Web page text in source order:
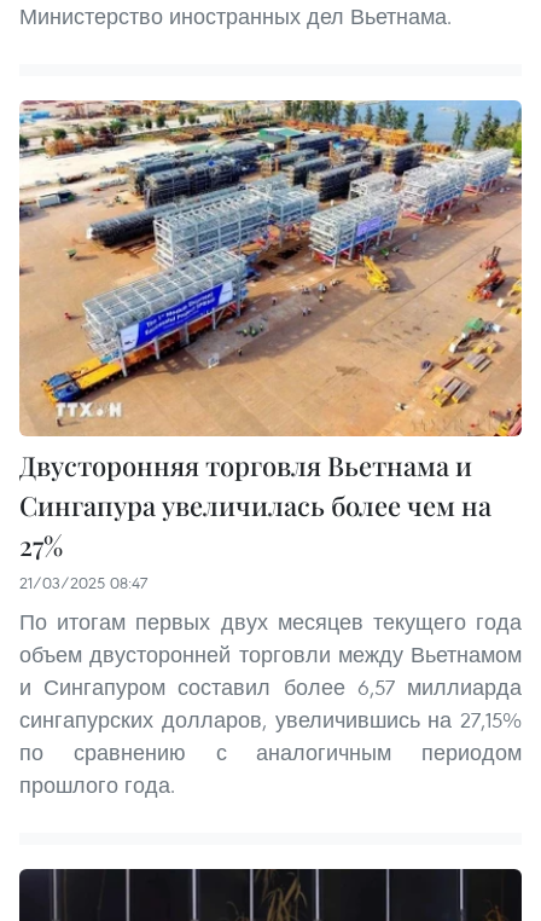
Министерство иностранных дел Вьетнама.
Двусторонняя торговля Вьетнама и
Сингапура увеличилась более чем на
27%
21/03/2025 08:47
По итогам первых двух месяцев текущего года
объем двусторонней торговли между Вьетнамом
и Сингапуром составил более 6,57 миллиарда
сингапурских долларов, увеличившись на 27,15%
по сравнению с аналогичным периодом
прошлого года.